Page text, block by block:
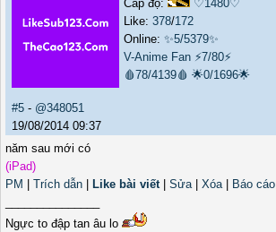
Cấp độ:
♡1480♡
Like: 378/172
Online: ✨5/5379✨
V-Anime Fan ⚡7/80⚡
🩸78/4139🩸 🌟0/1696🌟
#5 - @348051
19/08/2014 09:37
năm sau mới có
(iPad)
PM
Trích dẫn Like bài viết| Sửa| Xóa| Báo cáo
Ngực to đập tan âu lo